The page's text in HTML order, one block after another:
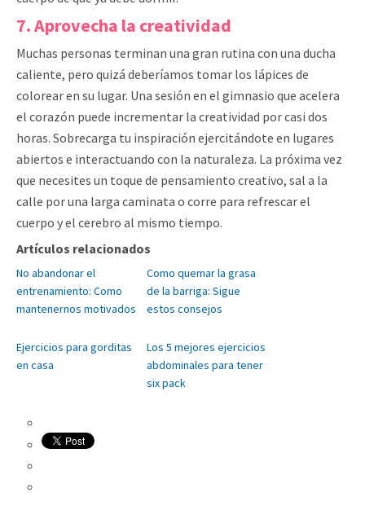
7. Aprovecha la creatividad
Muchas personas terminan una gran rutina con una ducha
caliente, pero quizá deberíamos tomar los lápices de
colorear en su lugar. Una sesión en el gimnasio que acelera
el corazón puede incrementar la creatividad por casi dos
horas. Sobrecarga tu inspiración ejercitándote en lugares
abiertos e interactuando con la naturaleza. La próxima vez
que necesites un toque de pensamiento creativo, sal a la
calle por una larga caminata o corre para refrescar el
cuerpo y el cerebro al mismo tiempo.
Artículos relacionados
No abandonar el
entrenamiento: Como
mantenernos motivados
Como quemar la grasa
de la barriga: Sigue
estos consejos
Ejercicios para gorditas
en casa
Los 5 mejores ejercicios
abdominales para tener
six pack